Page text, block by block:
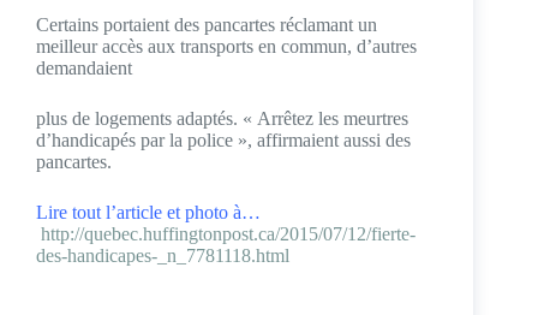
Certains portaient des pancartes réclamant un
meilleur accès aux transports en commun, d’autres
demandaient
plus de logements adaptés. « Arrêtez les meurtres
d’handicapés par la police », affirmaient aussi des
pancartes.
Lire tout l’article et photo à…
http://quebec.huffingtonpost.ca/2015/07/12/fierte-
des-handicapes-_n_7781118.html